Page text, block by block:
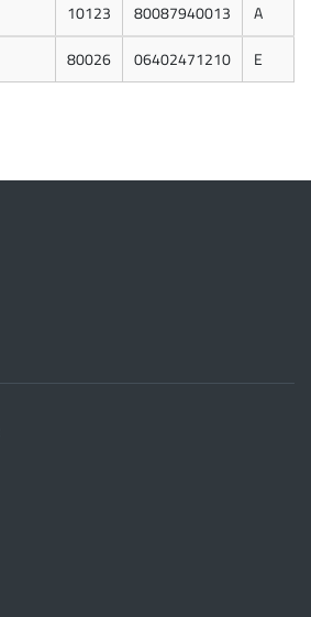
10123 80087940013
A
80026 06402471210 E